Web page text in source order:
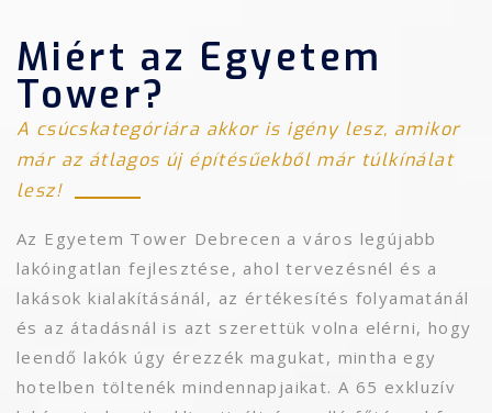
Miért az Egyetem
Tower?
A csúcskategóriára akkor is igény lesz, amikor
már az átlagos új építésűekből már túlkínálat
lesz!
Az Egyetem Tower Debrecen a város legújabb
lakóingatlan fejlesztése, ahol tervezésnél és a
lakások kialakításánál, az értékesítés folyamatánál
és az átadásnál is azt szerettük volna elérni, hogy
leendő lakók úgy érezzék magukat, mintha egy
hotelben töltenék mindennapjaikat. A 65 exkluzív